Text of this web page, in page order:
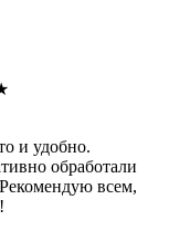
и удобно.
обработали
всем,